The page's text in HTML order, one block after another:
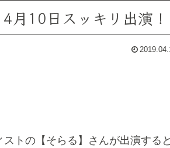
月10日スッキリ出演！
トの【そらる】さんが出演する